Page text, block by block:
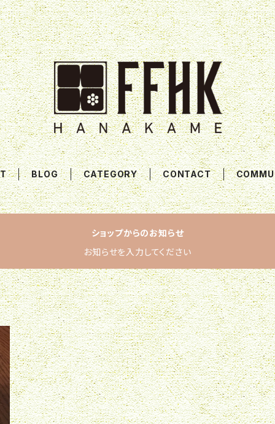
BLOG CATEGORY CONTACT
ショップからのお知らせ
お知らせを入力してください